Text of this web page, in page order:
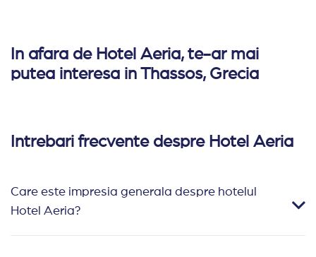
In afara de Hotel Aeria, te-ar mai
putea interesa in Thassos, Grecia
Intrebari frecvente despre Hotel Aeria
Care este impresia generala despre hotelul
Hotel Aeria?